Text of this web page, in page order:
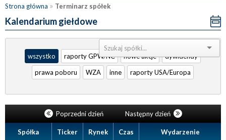
Strona główna » Terminarz spółek
Kalendarium giełdowe
Sortuj:
wszystko
raporty GPW/NC nowe akcje
dywidendy
prawa poboru
WZA inne raporty USA/Europa
Poprzedni dzień Następny dzień
Spółka Ticker Rynek Czas Wydarzenie